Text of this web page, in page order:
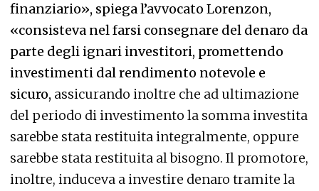
finanziario», spiega l’avvocato Lorenzon,
«consisteva nel farsi consegnare del denaro da
parte degli ignari investitori, promettendo
investimenti dal rendimento notevole e
sicuro, assicurando inoltre che ad ultimazione
del periodo di investimento la somma investita
sarebbe stata restituita integralmente, oppure
sarebbe stata restituita al bisogno. Il promotore,
inoltre, induceva a investire denaro tramite la